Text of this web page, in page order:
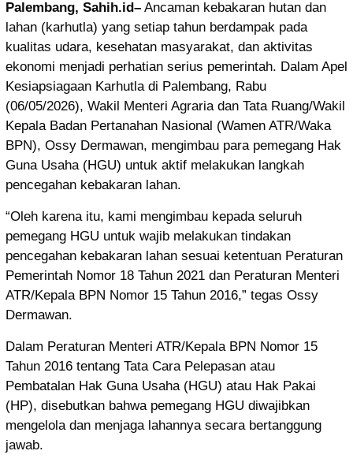
Palembang, Sahih.id– Ancaman kebakaran hutan dan
lahan (karhutla) yang setiap tahun berdampak pada
kualitas udara, kesehatan masyarakat, dan aktivitas
ekonomi menjadi perhatian serius pemerintah. Dalam Apel
Kesiapsiagaan Karhutla di Palembang, Rabu
(06/05/2026), Wakil Menteri Agraria dan Tata Ruang/Wakil
Kepala Badan Pertanahan Nasional (Wamen ATR/Waka
BPN), Ossy Dermawan, mengimbau para pemegang Hak
Guna Usaha (HGU) untuk aktif melakukan langkah
pencegahan kebakaran lahan.
“Oleh karena itu, kami mengimbau kepada seluruh
pemegang HGU untuk wajib melakukan tindakan
pencegahan kebakaran lahan sesuai ketentuan Peraturan
Pemerintah Nomor 18 Tahun 2021 dan Peraturan Menteri
ATR/Kepala BPN Nomor 15 Tahun 2016,” tegas Ossy
Dermawan.
Dalam Peraturan Menteri ATR/Kepala BPN Nomor 15
Tahun 2016 tentang Tata Cara Pelepasan atau
Pembatalan Hak Guna Usaha (HGU) atau Hak Pakai
(HP), disebutkan bahwa pemegang HGU diwajibkan
mengelola dan menjaga lahannya secara bertanggung
jawab.